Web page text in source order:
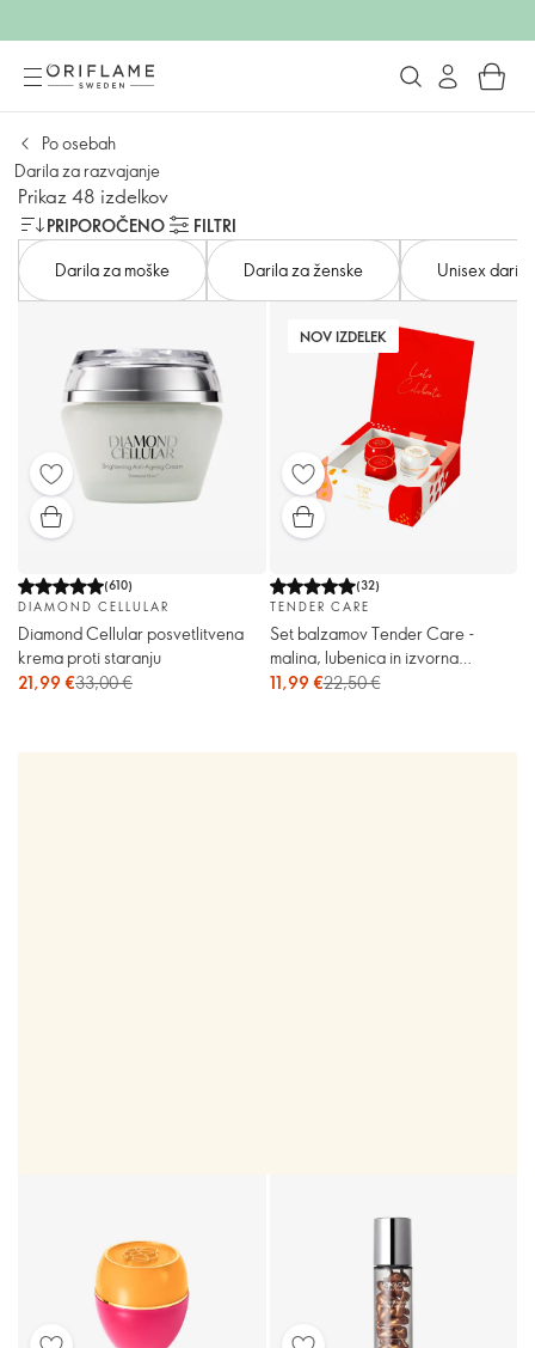
Po osebah
Darila za razvajanje
Prikaz 48 izdelkov
PRIPOROČENO
FILTRI
Darila za moške
Darila za ženske Unisex darila
(610)
DIAMOND CELLULAR
Diamond Cellular posvetlitvena
krema proti staranju
21,99 €33,00 €
NOV IZDELEK
(32)
TENDER CARE
Set balzamov Tender Care -
malina, lubenica in izvorna
različica
11,99 €22,50 €